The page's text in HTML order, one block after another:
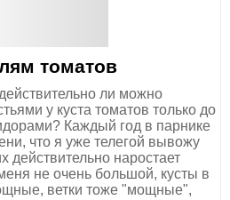
томатов
ли можно
у куста томатов только до
Каждый год в парнике
что я уже телегой вывожу
действительно наростает
не очень большой, кусты в
ветки тоже "мощные",